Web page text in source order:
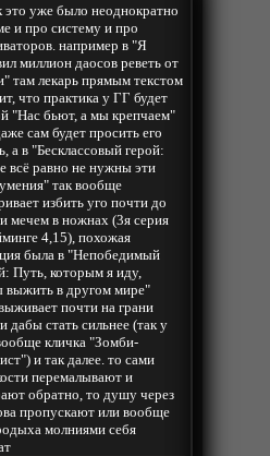
это уже было неоднократно
и про систему и про
например в "Я
миллион даосов реветь от
там лекарь прямым текстом
что практика у ГГ будет
"Нас бьют, а мы крепчаем"
сам будет просить его
а в "Бесклассовый герой:
всё равно не нужны эти
так вообще
избить уго почти до
мечем в ножнах (3я серия
4,15), похожая
была в "Непобедимый
Путь, которым я иду,
выжить в другом мире"
почти на грани
дабы стать сильнее (так у
кличка "Зомби-
и так далее. то сами
перемалывают и
обратно, то душу через
пропускают или вообще
молниями себя